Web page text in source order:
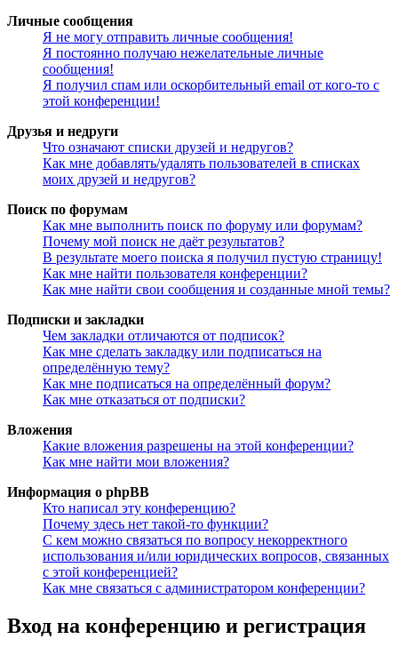
Личные сообщения
Я не могу отправить личные сообщения!
Я постоянно получаю нежелательные личные
сообщения!
Я получил спам или оскорбительный email от кого-то с
этой конференции!
Друзья и недруги
Что означают списки друзей и недругов?
Как мне добавлять/удалять пользователей в списках
моих друзей и недругов?
Поиск по форумам
Как мне выполнить поиск по форуму или форумам?
Почему мой поиск не даёт результатов?
В результате моего поиска я получил пустую страницу!
Как мне найти пользователя конференции?
Как мне найти свои сообщения и созданные мной темы?
Подписки и закладки
Чем закладки отличаются от подписок?
Как мне сделать закладку или подписаться на
определённую тему?
Как мне подписаться на определённый форум?
Как мне отказаться от подписки?
Вложения
Какие вложения разрешены на этой конференции?
Как мне найти мои вложения?
Информация о phpBB
Кто написал эту конференцию?
Почему здесь нет такой-то функции?
С кем можно связаться по вопросу некорректного
использования и/или юридических вопросов, связанных
с этой конференцией?
Как мне связаться с администратором конференции?
Вход на конференцию и регистрация